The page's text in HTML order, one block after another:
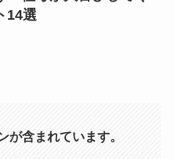
14選
が含まれています。